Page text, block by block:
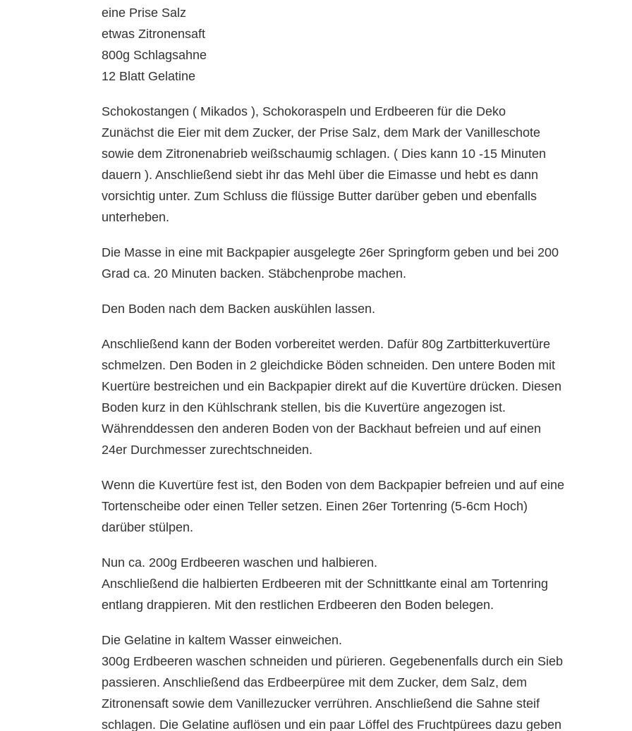
eine Prise Salz
etwas Zitronensaft
800g Schlagsahne
12 Blatt Gelatine
Schokostangen ( Mikados ), Schokoraspeln und Erdbeeren für die Deko
Zunächst die Eier mit dem Zucker, der Prise Salz, dem Mark der Vanilleschote
sowie dem Zitronenabrieb weißschaumig schlagen. ( Dies kann 10 -15 Minuten
dauern ). Anschließend siebt ihr das Mehl über die Eimasse und hebt es dann
vorsichtig unter. Zum Schluss die flüssige Butter darüber geben und ebenfalls
unterheben.
Die Masse in eine mit Backpapier ausgelegte 26er Springform geben und bei 200
Grad ca. 20 Minuten backen. Stäbchenprobe machen.
Den Boden nach dem Backen auskühlen lassen.
Anschließend kann der Boden vorbereitet werden. Dafür 80g Zartbitterkuvertüre
schmelzen. Den Boden in 2 gleichdicke Böden schneiden. Den untere Boden mit
Kuertüre bestreichen und ein Backpapier direkt auf die Kuvertüre drücken. Diesen
Boden kurz in den Kühlschrank stellen, bis die Kuvertüre angezogen ist.
Währenddessen den anderen Boden von der Backhaut befreien und auf einen
24er Durchmesser zurechtschneiden.
Wenn die Kuvertüre fest ist, den Boden von dem Backpapier befreien und auf eine
Tortenscheibe oder einen Teller setzen. Einen 26er Tortenring (5-6cm Hoch)
darüber stülpen.
Nun ca. 200g Erdbeeren waschen und halbieren.
Anschließend die halbierten Erdbeeren mit der Schnittkante einal am Tortenring
entlang drappieren. Mit den restlichen Erdbeeren den Boden belegen.
Die Gelatine in kaltem Wasser einweichen.
300g Erdbeeren waschen schneiden und pürieren. Gegebenenfalls durch ein Sieb
passieren. Anschließend das Erdbeerpüree mit dem Zucker, dem Salz, dem
Zitronensaft sowie dem Vanillezucker verrühren. Anschließend die Sahne steif
schlagen. Die Gelatine auflösen und ein paar Löffel des Fruchtpürees dazu geben